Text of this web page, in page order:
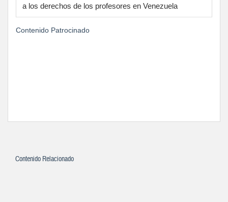
a los derechos de los profesores en Venezuela
Contenido Patrocinado
Contenido Relacionado